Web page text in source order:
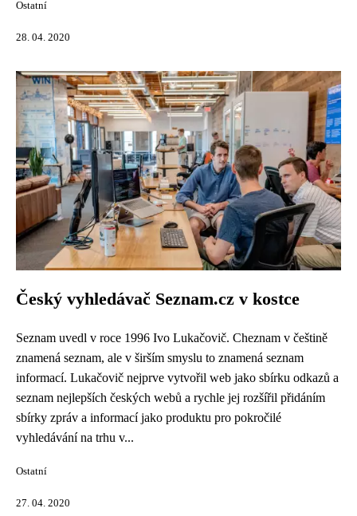
Ostatní
28. 04. 2020
Český vyhledávač Seznam.cz v kostce
Seznam uvedl v roce 1996 Ivo Lukačovič. Cheznam v češtině
znamená seznam, ale v širším smyslu to znamená seznam
informací. Lukačovič nejprve vytvořil web jako sbírku odkazů a
seznam nejlepších českých webů a rychle jej rozšířil přidáním
sbírky zpráv a informací jako produktu pro pokročilé
vyhledávání na trhu v...
Ostatní
27. 04. 2020